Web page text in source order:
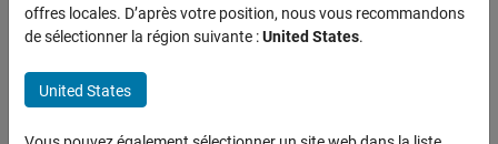
Get Started with Simulink Copilot
Release Notes
PDF Documentation
Simulink
Copilot
focused on Simulink and Model-Based Design. You can use
offres locales. D’après votre position, nous vous recommandons
de sélectionner la région suivante :United States.
United States